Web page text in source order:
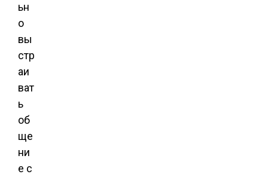
ьн
о
вы
стр
аи
ват
ь
об
ще
ни
е с